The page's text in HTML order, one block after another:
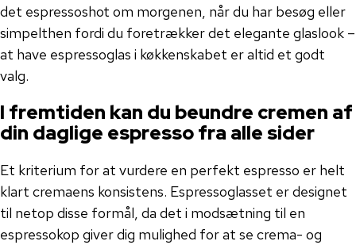
det espressoshot om morgenen, når du har besøg eller
simpelthen fordi du foretrækker det elegante glaslook –
at have espressoglas i køkkenskabet er altid et godt
valg.
I fremtiden kan du beundre cremen af
​​din daglige espresso fra alle sider
Et kriterium for at vurdere en perfekt espresso er helt
klart cremaens konsistens. Espressoglasset er designet
til netop disse formål, da det i modsætning til en
espressokop giver dig mulighed for at se crema- og